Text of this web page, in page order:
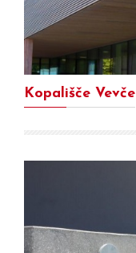
Kopališče Vevče